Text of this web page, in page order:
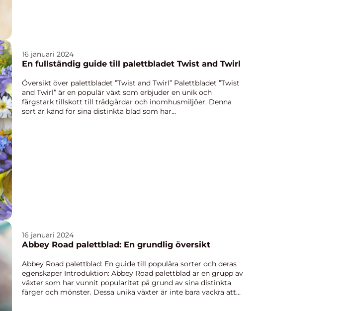
16 januari 2024
En fullständig guide till palettbladet Twist and Twirl
Översikt över palettbladet ”Twist and Twirl” Palettbladet ”Twist
and Twirl” är en populär växt som erbjuder en unik och
färgstark tillskott till trädgårdar och inomhusmiljöer. Denna
sort är känd för sina distinkta blad som har...
16 januari 2024
Abbey Road palettblad: En grundlig översikt
Abbey Road palettblad: En guide till populära sorter och deras
egenskaper Introduktion: Abbey Road palettblad är en grupp av
växter som har vunnit popularitet på grund av sina distinkta
färger och mönster. Dessa unika växter är inte bara vackra att